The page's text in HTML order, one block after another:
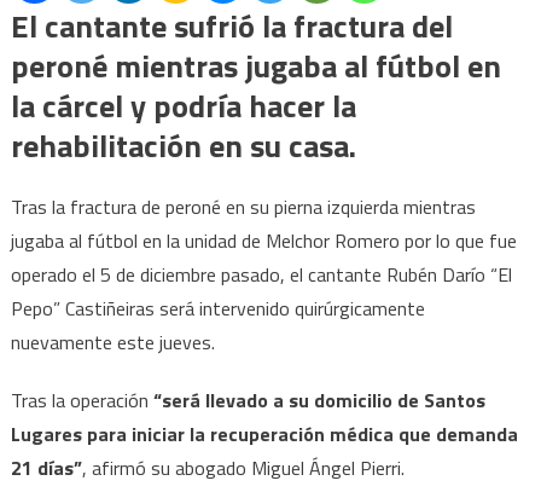
El cantante sufrió la fractura del
peroné mientras jugaba al fútbol en
la cárcel y podría hacer la
rehabilitación en su casa.
Tras la fractura de peroné en su pierna izquierda mientras
jugaba al fútbol en la unidad de Melchor Romero por lo que fue
operado el 5 de diciembre pasado, el cantante Rubén Darío “El
Pepo” Castiñeiras será intervenido quirúrgicamente
nuevamente este jueves.
Tras la operación “será llevado a su domicilio de Santos
Lugares para iniciar la recuperación médica que demanda
21 días”, afirmó su abogado Miguel Ángel Pierri.